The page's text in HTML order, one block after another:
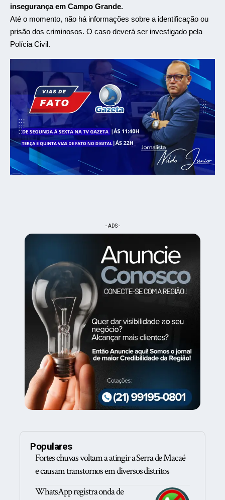
insegurança em Campo Grande.
Até o momento, não há informações sobre a identificação ou
prisão dos criminosos. O caso deverá ser investigado pela
Polícia Civil.
- ADS -
Populares
Fortes chuvas voltam a atingir a Serra de Macaé
e causam transtornos em diversos distritos
WhatsApp registra onda de